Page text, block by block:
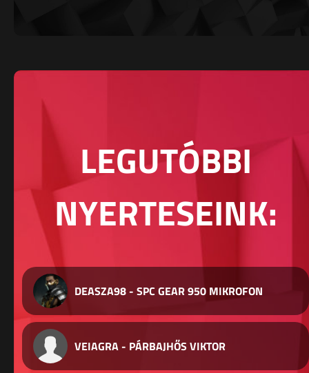
LEGUTÓBBI
NYERTESEINK:
DEASZA98 - SPC GEAR 950 MIKROFON
VEIAGRA - PÁRBAJHŐS VIKTOR